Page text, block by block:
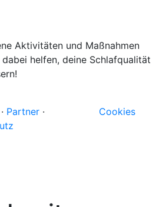
Aktivitäten und Maßnahmen
helfen, deine Schlafqualität
· Partner ·
Cookies